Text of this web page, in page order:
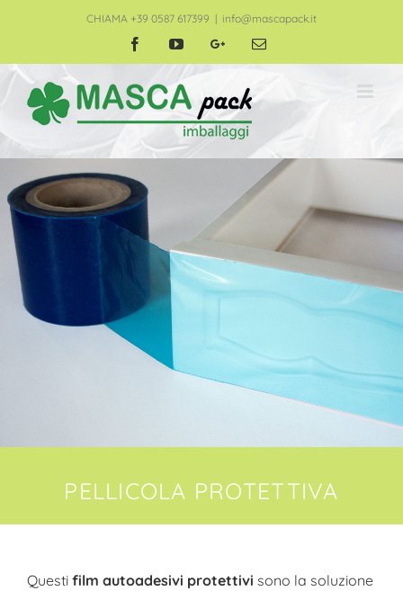
CHIAMA +39 0587 617399 | info@mascapack.it
FacebookYouTubeGoogle+Email
PELLICOLA PROTETTIVA
Questi film autoadesivi protettivi sono la soluzione